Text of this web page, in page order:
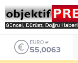
ALTIN
6.543,59